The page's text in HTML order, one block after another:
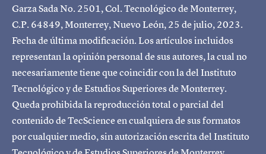
Garza Sada No. 2501, Col. Tecnológico de Monterrey,
C.P. 64849, Monterrey, Nuevo León, 25 de julio, 2023.
Fecha de última modificación. Los artículos incluidos
representan la opinión personal de sus autores, la cual no
necesariamente tiene que coincidir con la del Instituto
Tecnológico y de Estudios Superiores de Monterrey.
Queda prohibida la reproducción total o parcial del
contenido de TecScience en cualquiera de sus formatos
por cualquier medio, sin autorización escrita del Instituto